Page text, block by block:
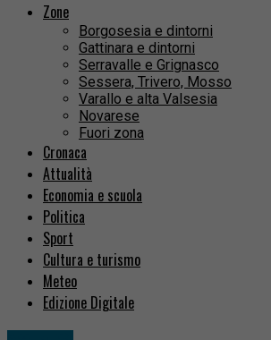
Zone
Borgosesia e dintorni
Gattinara e dintorni
Serravalle e Grignasco
Sessera, Trivero, Mosso
Varallo e alta Valsesia
Novarese
Fuori zona
Cronaca
Attualità
Economia e scuola
Politica
Sport
Cultura e turismo
Meteo
Edizione Digitale